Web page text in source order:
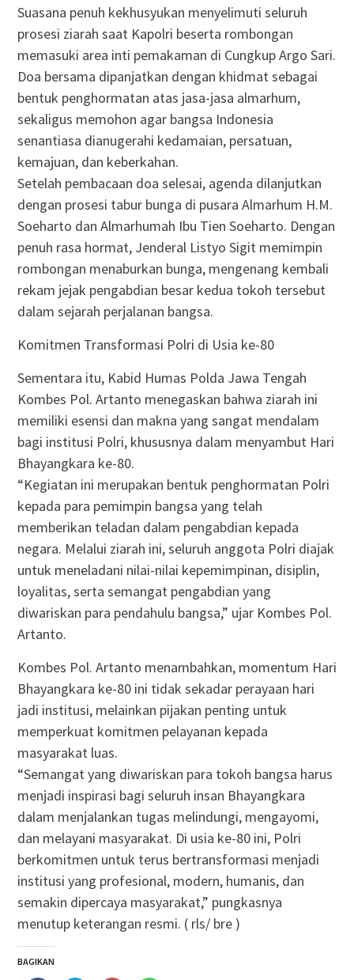
Suasana penuh kekhusyukan menyelimuti seluruh
prosesi ziarah saat Kapolri beserta rombongan
memasuki area inti pemakaman di Cungkup Argo Sari.
Doa bersama dipanjatkan dengan khidmat sebagai
bentuk penghormatan atas jasa-jasa almarhum,
sekaligus memohon agar bangsa Indonesia
senantiasa dianugerahi kedamaian, persatuan,
kemajuan, dan keberkahan.
Setelah pembacaan doa selesai, agenda dilanjutkan
dengan prosesi tabur bunga di pusara Almarhum H.M.
Soeharto dan Almarhumah Ibu Tien Soeharto. Dengan
penuh rasa hormat, Jenderal Listyo Sigit memimpin
rombongan menaburkan bunga, mengenang kembali
rekam jejak pengabdian besar kedua tokoh tersebut
dalam sejarah perjalanan bangsa.
Komitmen Transformasi Polri di Usia ke-80
Sementara itu, Kabid Humas Polda Jawa Tengah
Kombes Pol. Artanto menegaskan bahwa ziarah ini
memiliki esensi dan makna yang sangat mendalam
bagi institusi Polri, khususnya dalam menyambut Hari
Bhayangkara ke-80.
“Kegiatan ini merupakan bentuk penghormatan Polri
kepada para pemimpin bangsa yang telah
memberikan teladan dalam pengabdian kepada
negara. Melalui ziarah ini, seluruh anggota Polri diajak
untuk meneladani nilai-nilai kepemimpinan, disiplin,
loyalitas, serta semangat pengabdian yang
diwariskan para pendahulu bangsa,” ujar Kombes Pol.
Artanto.
Kombes Pol. Artanto menambahkan, momentum Hari
Bhayangkara ke-80 ini tidak sekadar perayaan hari
jadi institusi, melainkan pijakan penting untuk
memperkuat komitmen pelayanan kepada
masyarakat luas.
“Semangat yang diwariskan para tokoh bangsa harus
menjadi inspirasi bagi seluruh insan Bhayangkara
dalam menjalankan tugas melindungi, mengayomi,
dan melayani masyarakat. Di usia ke-80 ini, Polri
berkomitmen untuk terus bertransformasi menjadi
institusi yang profesional, modern, humanis, dan
semakin dipercaya masyarakat,” pungkasnya
menutup keterangan resmi. ( rls/ bre )
BAGIKAN